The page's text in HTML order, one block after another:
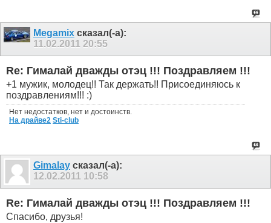
Megamix сказал(-а):
11.02.2011 20:55
Re: Гималай дважды отэц !!! Поздравляем !!!
+1 мужик, молодец!! Так держать!! Присоединяюсь к
поздравлениям!!! :)
Нет недостатков, нет и достоинств.
На драйве2 Sti-club
Gimalay сказал(-а):
12.02.2011 10:58
Re: Гималай дважды отэц !!! Поздравляем !!!
Спасибо, друзья!